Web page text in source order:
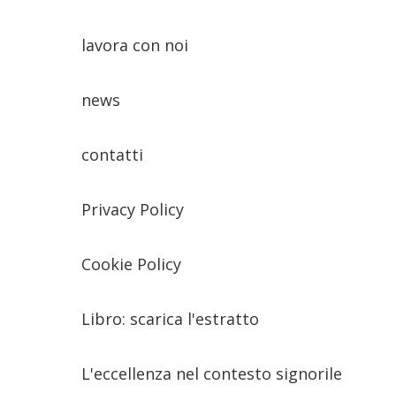
lavora con noi
news
contatti
Privacy Policy
Cookie Policy
Libro: scarica l'estratto
L'eccellenza nel contesto signorile